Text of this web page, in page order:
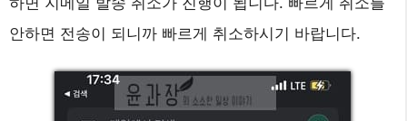
안하면 전송이 되니까 빠르게 취소하시기 바랍니다.